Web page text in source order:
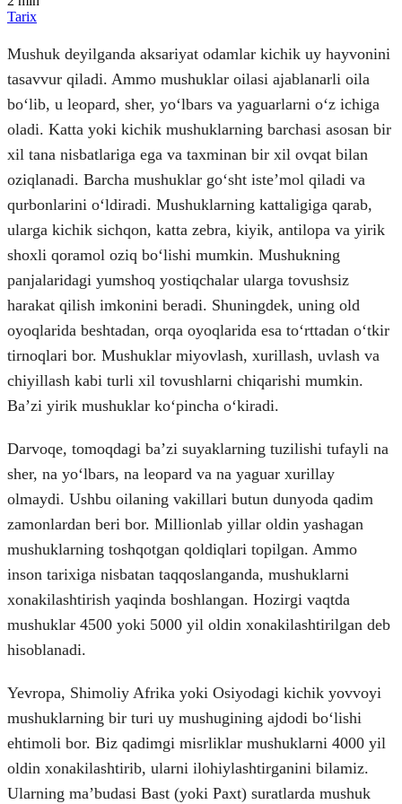
Tarix
Mushuk deyilganda aksariyat odamlar kichik uy hayvonini
tasavvur qiladi. Ammo mushuklar oilasi ajablanarli oila
boʻlib, u leopard, sher, yoʻlbars va yaguarlarni oʻz ichiga
oladi. Katta yoki kichik mushuklarning barchasi asosan bir
xil tana nisbatlariga ega va taxminan bir xil ovqat bilan
oziqlanadi. Barcha mushuklar goʻsht isteʼmol qiladi va
qurbonlarini oʻldiradi. Mushuklarning kattaligiga qarab,
ularga kichik sichqon, katta zebra, kiyik, antilopa va yirik
shoxli qoramol oziq boʻlishi mumkin. Mushukning
panjalaridagi yumshoq yostiqchalar ularga tovushsiz
harakat qilish imkonini beradi. Shuningdek, uning old
oyoqlarida beshtadan, orqa oyoqlarida esa toʻrttadan oʻtkir
tirnoqlari bor. Mushuklar miyovlash, xurillash, uvlash va
chiyillash kabi turli xil tovushlarni chiqarishi mumkin.
Baʼzi yirik mushuklar koʻpincha oʻkiradi.
Darvoqe, tomoqdagi baʼzi suyaklarning tuzilishi tufayli na
sher, na yoʻlbars, na leopard va na yaguar xurillay
olmaydi. Ushbu oilaning vakillari butun dunyoda qadim
zamonlardan beri bor. Millionlab yillar oldin yashagan
mushuklarning toshqotgan qoldiqlari topilgan. Ammo
inson tarixiga nisbatan taqqoslanganda, mushuklarni
xonakilashtirish yaqinda boshlangan. Hozirgi vaqtda
mushuklar 4500 yoki 5000 yil oldin xonakilashtirilgan deb
hisoblanadi.
Yevropa, Shimoliy Afrika yoki Osiyodagi kichik yovvoyi
mushuklarning bir turi uy mushugining ajdodi boʻlishi
ehtimoli bor. Biz qadimgi misrliklar mushuklarni 4000 yil
oldin xonakilashtirib, ularni ilohiylashtirganini bilamiz.
Ularning maʼbudasi Bast (yoki Paxt) suratlarda mushuk